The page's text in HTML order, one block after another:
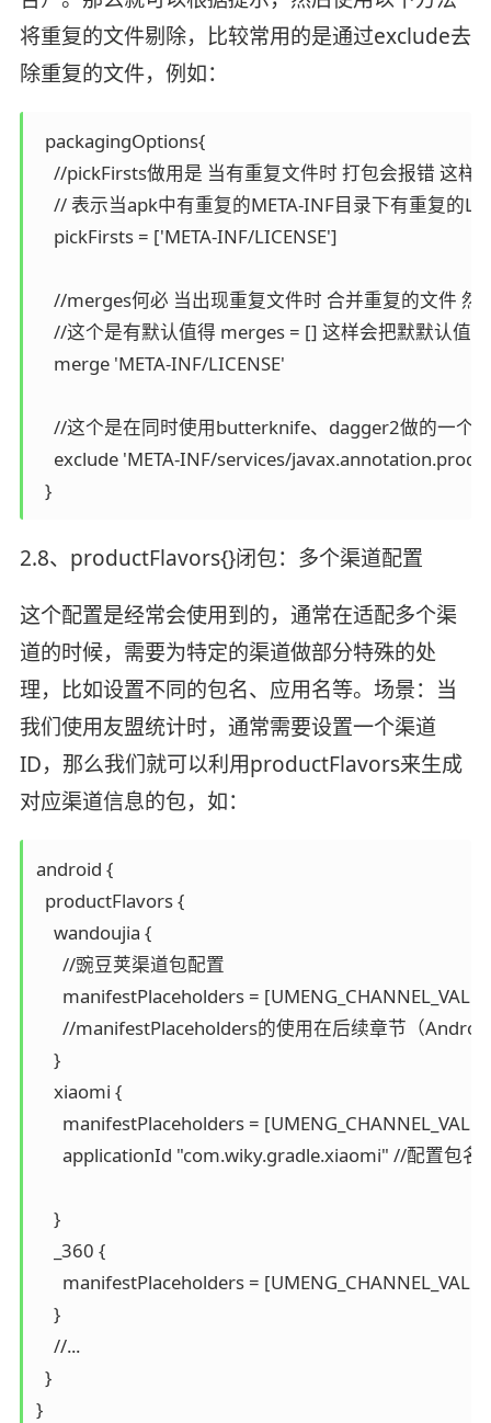
将重复的文件剔除，比较常用的是通过exclude去
除重复的文件，例如：
  packagingOptions{
//pickFirsts做用是 当有重复文件时 打包会报错
// 表示当apk中有重复的META-INF目录下有重复的
    pickFirsts = ['META-INF/LICENSE']
//merges何必 当出现重复文件时 合并重复的文件
//这个是有默认值得 merges = [] 这样会把默默认
    merge 'META-INF/LICENSE'
//这个是在同时使用butterknife、dagger2做的一
exclude 'META-INF/services/
  }
2.8、productFlavors{}闭包：多个渠道配置
这个配置是经常会使用到的，通常在适配多个渠
道的时候，需要为特定的渠道做部分特殊的处
理，比如设置不同的包名、应用名等。场景：当
我们使用友盟统计时，通常需要设置一个渠道
ID，那么我们就可以利用productFlavors来生成
对应渠道信息的包，如：
android {
  productFlavors {
    wandoujia {
      //豌豆荚渠道包配置
manifestPlaceholders =
//manifestPlaceholders的使用在后续章节（
    }
    xiaomi {
manifestPlaceholders =
      applicationId "com.wiky.gradle.xiaomi" //配置包名
    }
    _360 {
manifestPlaceholders =
    }
    //...
  }
}